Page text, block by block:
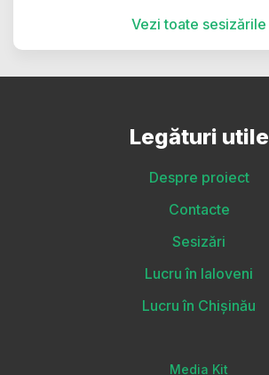
Vezi toate sesizările
Legături utile
Despre proiect
Contacte
Sesizări
Lucru în Ialoveni
Lucru în Chișinău
Media Kit